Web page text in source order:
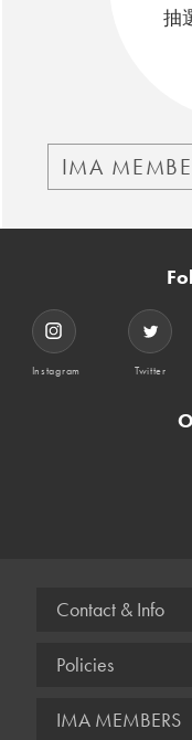
抽
IMA
Instagram Twitter
Contact & Info
Policies
IMA MEMBERS